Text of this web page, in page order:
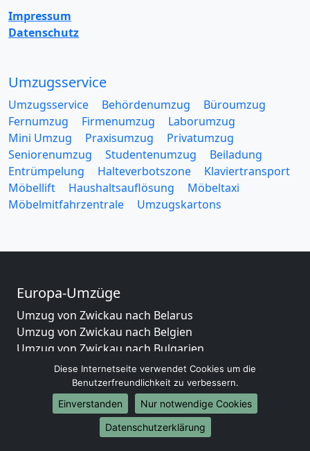
Impressum
Datenschutz
Umzugsservice
Umzugsservice Behördenumzug
Büroumzug
Fernumzug
Firmenumzug
Laborumzug
Mini Umzug
Praxisumzug
Privatumzug
Seniorenumzug
Studentenumzug
Beiladung
Entrümpelung
Halteverbotszone
Klaviertransport
Möbellift
Haushaltsauflösung
Möbeltaxi
Möbelmitfahrzentrale
Umzugskartons
Europa-Umzüge
Umzug von Zwickau nach Belarus
Umzug von Zwickau nach Belgien
Umzug von Zwickau nach Bulgarien
Umzug von Zwickau nach Dänemark
Umzug von Zwickau nach England
Umzug von Zwickau nach Portugal
Umzug von Zwickau nach Bosnien und Herzegowina
Umzug von Zwickau nach Irland
Diese Internetseite verwendet Cookies um die
Benutzerfreundlichkeit zu verbessern.
Einverstanden
Nur notwendige Cookies
Datenschutzerklärung